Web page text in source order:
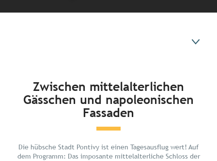
Entdecken
Planen Sie Ihren Urlaub
Zwischen mittelalterlichen
Gässchen und napoleonischen
Fassaden
Die hübsche Stadt Pontivy ist einen Tagesausflug wert! Auf
dem Programm: Das imposante mittelalterliche Schloss der